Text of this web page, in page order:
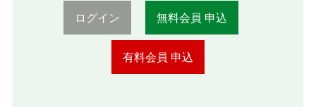
ログイン 無料会員 申込
有料会員 申込